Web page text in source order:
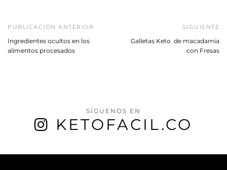
PUBLICACIÓN ANTERIOR
Ingredientes ocultos en los
alimentos procesados
SIGUIENTE
Galletas Keto de macadamia
con Fresas
SÍGUENOS EN
KETOFACIL.CO